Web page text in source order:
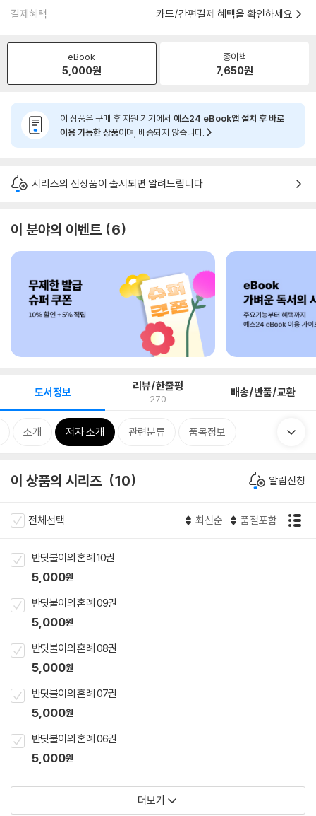
결제혜택 카드/간편결제 혜택을 확인하세요
eBook
5,000원
종이책
7,650원
이 상품은 구매 후 지원 기기에서 예스24 eBook앱 설치 후 바로
이용 가능한 상품이며, 배송되지 않습니다.
시리즈의 신상품이 출시되면 알려드립니다.
이 분야의 이벤트 6
도서정보 리뷰/한줄평
270 배송/반품/교환
소개 저자 소개 관련분류 품목정보
이 상품의 시리즈 10 알림신청
전체선택 최신순 품절포함
반딧불이의 혼례 10권
5,000원
반딧불이의 혼례 09권
5,000원
반딧불이의 혼례 08권
5,000원
반딧불이의 혼례 07권
5,000원
반딧불이의 혼례 06권
5,000원
더보기